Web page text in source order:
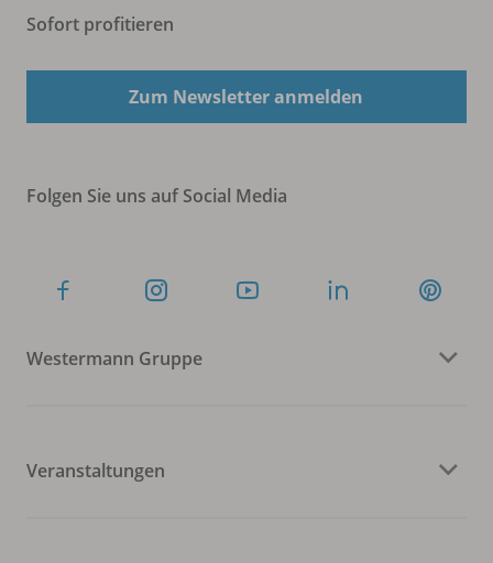
Sofort profitieren
Zum Newsletter anmelden
Folgen Sie uns auf Social Media
Westermann Gruppe
Veranstaltungen